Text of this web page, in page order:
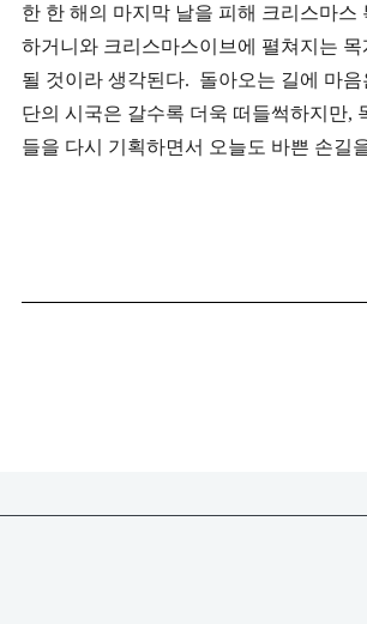
한 한 해의 마지막 날을 피해 크리스마
하거니와 크리스마스이브에 펼쳐지는
될 것이라 생각된다. 돌아오는 길에 마
단의 시국은 갈수록 더욱 떠들썩하지만,
들을 다시 기획하면서 오늘도 바쁜 손길